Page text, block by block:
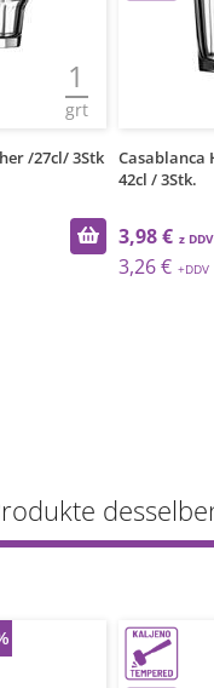
1
grt
/27cl/ 3Stk
Casablanca
42cl / 3Stk.
3,98 €
3,26 €